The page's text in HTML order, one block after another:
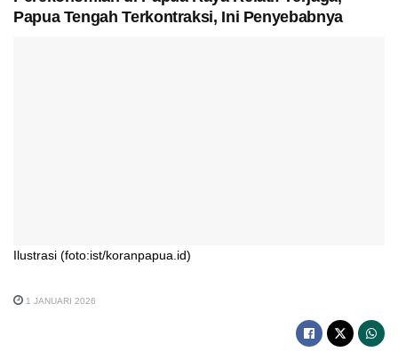
Papua Tengah Terkontraksi, Ini Penyebabnya
Ilustrasi (foto:ist/koranpapua.id)
1 JANUARI 2026